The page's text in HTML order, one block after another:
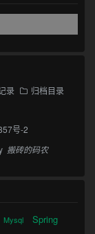
录
归档目录
号-2
搬砖的码农
Mysql
Spring